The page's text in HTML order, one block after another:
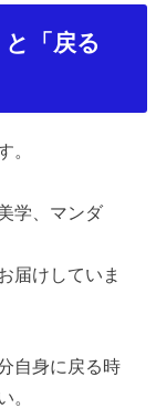
「戻る
。
学、マンダ
届けしていま
自身に戻る時
。